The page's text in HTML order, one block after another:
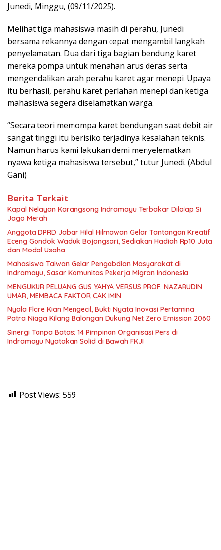
Junedi, Minggu, (09/11/2025).
Melihat tiga mahasiswa masih di perahu, Junedi
bersama rekannya dengan cepat mengambil langkah
penyelamatan. Dua dari tiga bagian bendung karet
mereka pompa untuk menahan arus deras serta
mengendalikan arah perahu karet agar menepi. Upaya
itu berhasil, perahu karet perlahan menepi dan ketiga
mahasiswa segera diselamatkan warga.
“Secara teori memompa karet bendungan saat debit air
sangat tinggi itu berisiko terjadinya kesalahan teknis.
Namun harus kami lakukan demi menyelematkan
nyawa ketiga mahasiswa tersebut,” tutur Junedi. (Abdul
Gani)
Berita Terkait
Kapal Nelayan Karangsong Indramayu Terbakar Dilalap Si
Jago Merah
Anggota DPRD Jabar Hilal Hilmawan Gelar Tantangan Kreatif
Eceng Gondok Waduk Bojongsari, Sediakan Hadiah Rp10 Juta
dan Modal Usaha
Mahasiswa Taiwan Gelar Pengabdian Masyarakat di
Indramayu, Sasar Komunitas Pekerja Migran Indonesia
MENGUKUR PELUANG GUS YAHYA VERSUS PROF. NAZARUDIN
UMAR, MEMBACA FAKTOR CAK IMIN
Nyala Flare Kian Mengecil, Bukti Nyata Inovasi Pertamina
Patra Niaga Kilang Balongan Dukung Net Zero Emission 2060
Sinergi Tanpa Batas: 14 Pimpinan Organisasi Pers di
Indramayu Nyatakan Solid di Bawah FKJI
Post Views: 559